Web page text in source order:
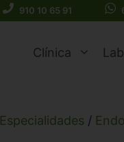
910 10 65 91
Clínica
Especialidades /